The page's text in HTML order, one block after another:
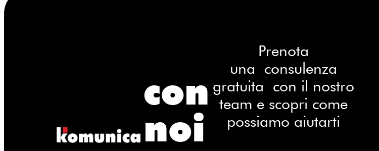
con
noi
Prenota
una consulenza
gratuita con il nostro
team e scopri come
possiamo aiutarti